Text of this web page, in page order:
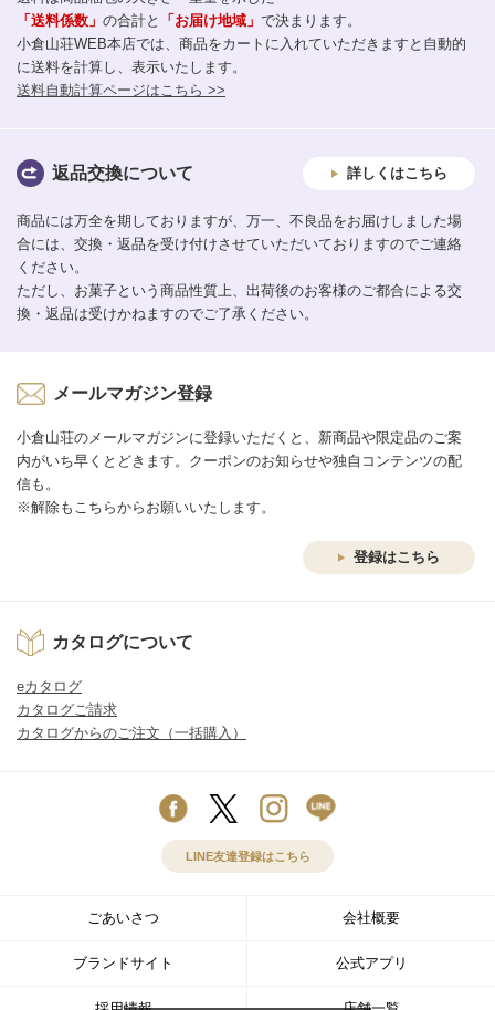
「送料係数」 の合計と 「お届け地域」 で決まります。
小倉山荘WEB本店では、商品をカートに入れていただきますと自動的
に送料を計算し、表示いたします。
送料自動計算ページはこちら >>
返品交換について 詳しくはこちら
商品には万全を期しておりますが、万一、不良品をお届けしました場
合には、交換・返品を受け付けさせていただいておりますのでご連絡
ください。
ただし、お菓子という商品性質上、出荷後のお客様のご都合による交
換・返品は受けかねますのでご了承ください。
メールマガジン登録
小倉山荘のメールマガジンに登録いただくと、新商品や限定品のご案
内がいち早くとどきます。クーポンのお知らせや独自コンテンツの配
信も。
※解除もこちらからお願いいたします。
登録はこちら
カタログについて
eカタログ
カタログご請求
カタログからのご注文（一括購入）
LINE友達登録はこちら
ごあいさつ 会社概要
ブランドサイト 公式アプリ